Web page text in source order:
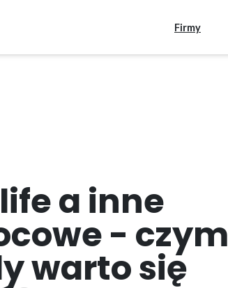
Firmy
a inne
- czym
warto się